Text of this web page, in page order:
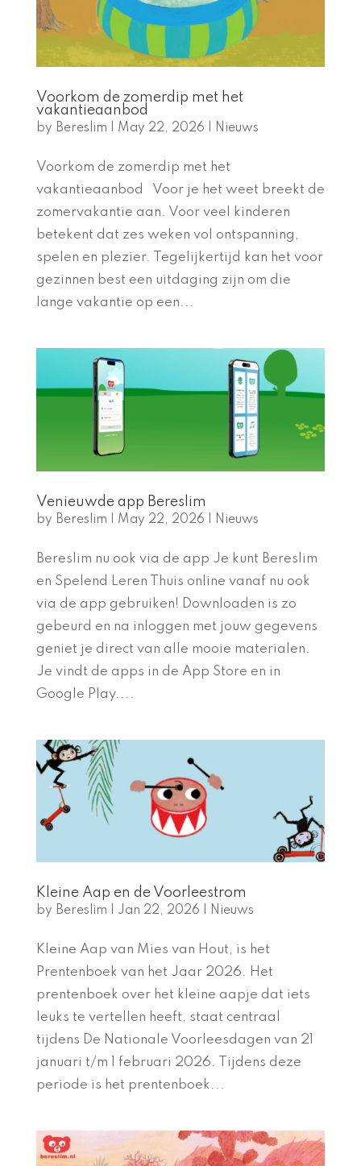
Voorkom de zomerdip met het
vakantieaanbod
by Bereslim | May 22, 2026 | Nieuws
Voorkom de zomerdip met het
vakantieaanbod Voor je het weet breekt de
zomervakantie aan. Voor veel kinderen
betekent dat zes weken vol ontspanning,
spelen en plezier. Tegelijkertijd kan het voor
gezinnen best een uitdaging zijn om die
lange vakantie op een...
Venieuwde app Bereslim
by Bereslim May 22, 2026 Nieuws
Bereslim nu ook via de app Je kunt Bereslim
en Spelend Leren Thuis online vanaf nu ook
via de app gebruiken! Downloaden is zo
gebeurd en na inloggen met jouw gegevens
geniet je direct van alle mooie materialen.
Je vindt de apps in de App Store en in
Google Play....
Kleine Aap en de Voorleestrom
by Bereslim Jan 22, 2026 Nieuws
Kleine Aap van Mies van Hout, is het
Prentenboek van het Jaar 2026. Het
prentenboek over het kleine aapje dat iets
leuks te vertellen heeft, staat centraal
tijdens De Nationale Voorleesdagen van 21
januari t/m 1 februari 2026. Tijdens deze
periode is het prentenboek...